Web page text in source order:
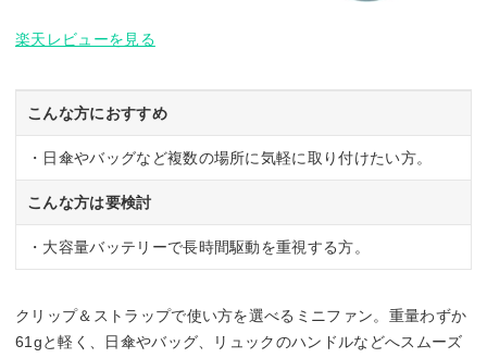
楽天レビューを見る
こんな方におすすめ
・日傘やバッグなど複数の場所に気軽に取り付けたい方。
こんな方は要検討
・大容量バッテリーで長時間駆動を重視する方。
クリップ＆ストラップで使い方を選べるミニファン。重量わずか
61gと軽く、日傘やバッグ、リュックのハンドルなどへスムーズ